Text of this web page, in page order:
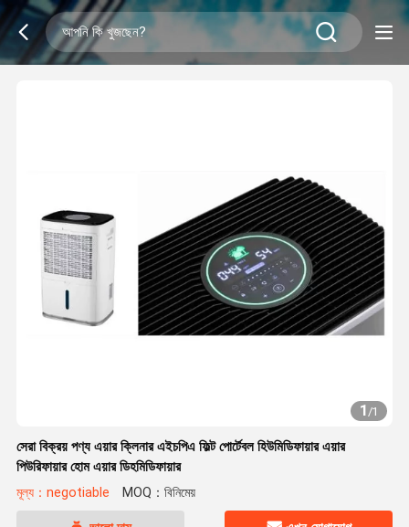
1/1
সেরা বিক্রয় পণ্য এয়ার ক্লিনার এইচপিএ ফিল্ট পোর্টেবল হিউমিডিফায়ার এয়ার
পিউরিফায়ার হোম এয়ার ডিহমিডিফায়ার
মূল্য：negotiable MOQ：বিনিমেয়